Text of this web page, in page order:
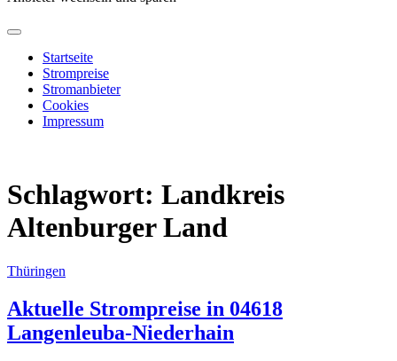
Startseite
Strompreise
Stromanbieter
Cookies
Impressum
Schlagwort: Landkreis
Altenburger Land
Thüringen
Aktuelle Strompreise in 04618
Langenleuba-Niederhain